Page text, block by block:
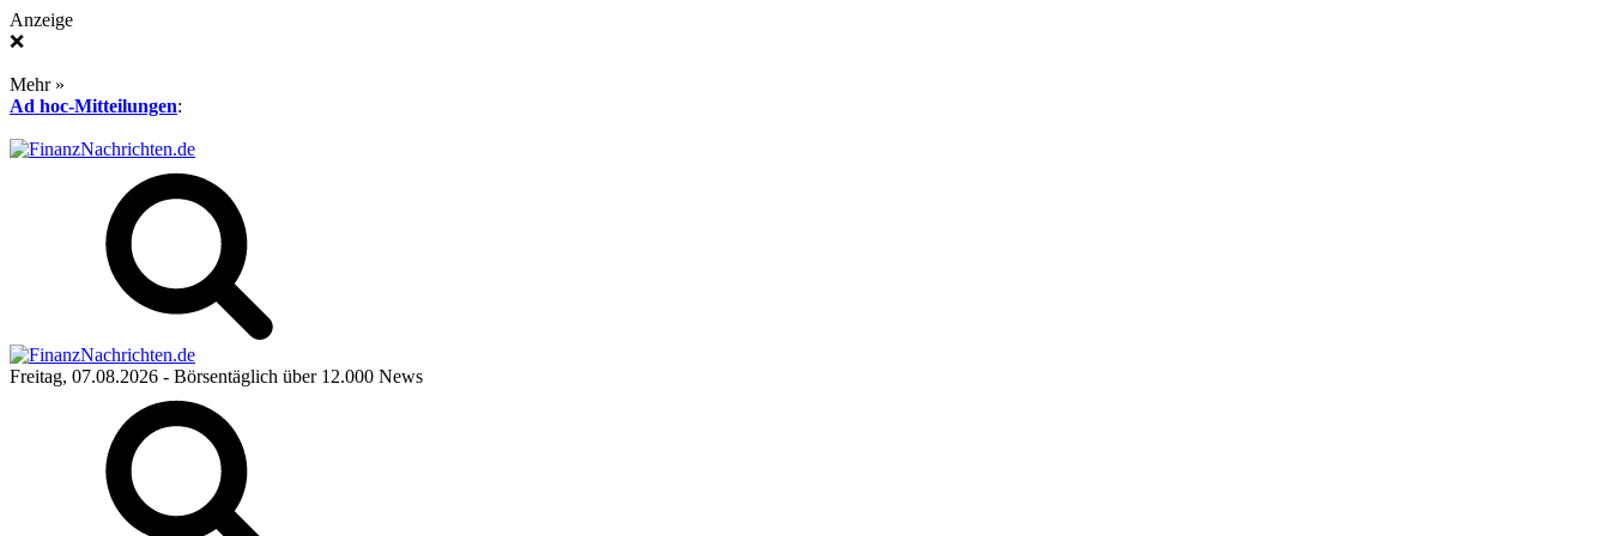
Anzeige
❌
Mehr »
Ad hoc-Mitteilungen:
Freitag, 07.08.2026 - Börsentäglich über 12.000 News